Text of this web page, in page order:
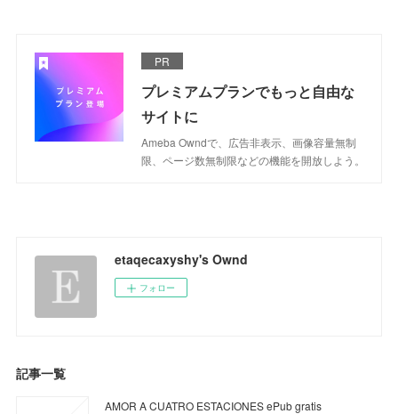
PR
プレミアムプランでもっと自由な
サイトに
Ameba Owndで、広告非表示、画像容量無制
限、ページ数無制限などの機能を開放しよう。
etaqecaxyshy's Ownd
フォロー
記事一覧
AMOR A CUATRO ESTACIONES ePub gratis